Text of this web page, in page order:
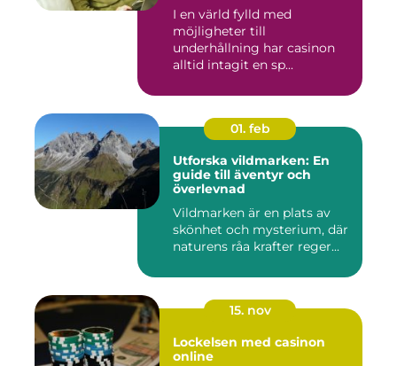
I en värld fylld med
möjligheter till
underhållning har casinon
alltid intagit en sp...
01. feb
Utforska vildmarken: En
guide till äventyr och
överlevnad
Vildmarken är en plats av
skönhet och mysterium, där
naturens råa krafter reger...
15. nov
Lockelsen med casinon
online